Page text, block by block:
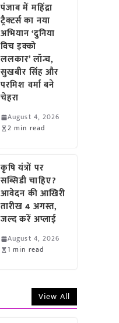
पंजाब में महिंद्रा
ट्रैक्टर्स का नया
अभियान ‘दुनिया
विच इक्को
ललकार’ लॉन्च,
सुखबीर सिंह और
परमिश वर्मा बने
चेहरा
August 4, 2026
2 min read
कृषि यंत्रों पर
सब्सिडी चाहिए?
आवेदन की आखिरी
तारीख 4 अगस्त,
जल्द करें अप्लाई
August 4, 2026
1 min read
View All